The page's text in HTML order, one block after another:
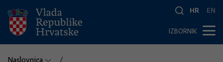
HR EN
IZBORNIK
Naslovnica